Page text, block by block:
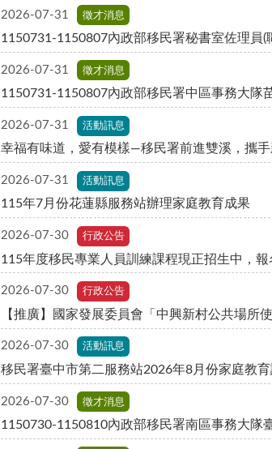
2026-07-31 徵才消息
1150731-1150807內政部移民署秘書室佐理員(
2026-07-31 徵才消息
1150731-1150807內政部移民署中區事務大隊
2026-07-31 活動訊息
幸福有味道，愛有模樣—移民署前進雙溪，攜
2026-07-31 活動訊息
115年7月份花蓮縣服務站辦理家庭教育成果
2026-07-30 行政公告
2026-07-30 行政公告
【推廣】國家發展委員會「中興新村公共場所
2026-07-30 活動訊息
移民署臺中市第二服務站2026年8月份家庭教
2026-07-30 徵才消息
1150730-1150810內政部移民署南區事務大隊